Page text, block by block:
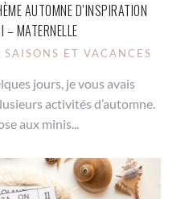
AUTOMNE D’INSPIRATION
– MATERNELLE
SAISONS ET VACANCES
jours, je vous avais
activités d’automne.
aux minis...